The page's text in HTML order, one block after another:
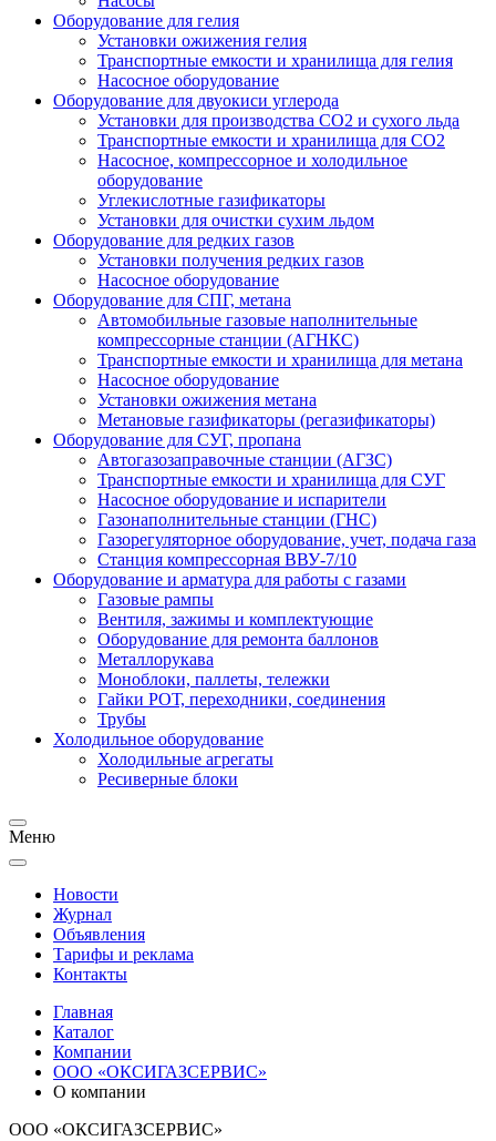
Оборудование для гелия
Установки ожижения гелия
Транспортные емкости и хранилища для гелия
Насосное оборудование
Оборудование для двуокиси углерода
Установки для производства СО2 и сухого льда
Транспортные емкости и хранилища для CO2
Насосное, компрессорное и холодильное
оборудование
Углекислотные газификаторы
Установки для очистки сухим льдом
Оборудование для редких газов
Установки получения редких газов
Насосное оборудование
Оборудование для СПГ, метана
Автомобильные газовые наполнительные
компрессорные станции (АГНКС)
Транспортные емкости и хранилища для метана
Насосное оборудование
Установки ожижения метана
Метановые газификаторы (регазификаторы)
Оборудование для СУГ, пропана
Автогазозаправочные станции (АГЗС)
Транспортные емкости и хранилища для СУГ
Насосное оборудование и испарители
Газонаполнительные станции (ГНС)
Газорегуляторное оборудование, учет, подача газа
Станция компрессорная ВВУ-7/10
Оборудование и арматура для работы с газами
Газовые рампы
Вентиля, зажимы и комплектующие
Оборудование для ремонта баллонов
Металлорукава
Моноблоки, паллеты, тележки
Гайки РОТ, переходники, соединения
Трубы
Холодильное оборудование
Холодильные агрегаты
Ресиверные блоки
Меню
Новости
Журнал
Объявления
Тарифы и реклама
Контакты
Главная
Каталог
Компании
ООО «ОКСИГАЗСЕРВИС»
О компании
ООО «ОКСИГАЗСЕРВИС»